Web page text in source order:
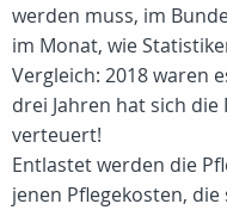
werden muss, im
im Monat, wie
Vergleich: 2018 waren
drei Jahren hat sich
verteuert!
Entlastet werden die
jenen Pflegekosten,